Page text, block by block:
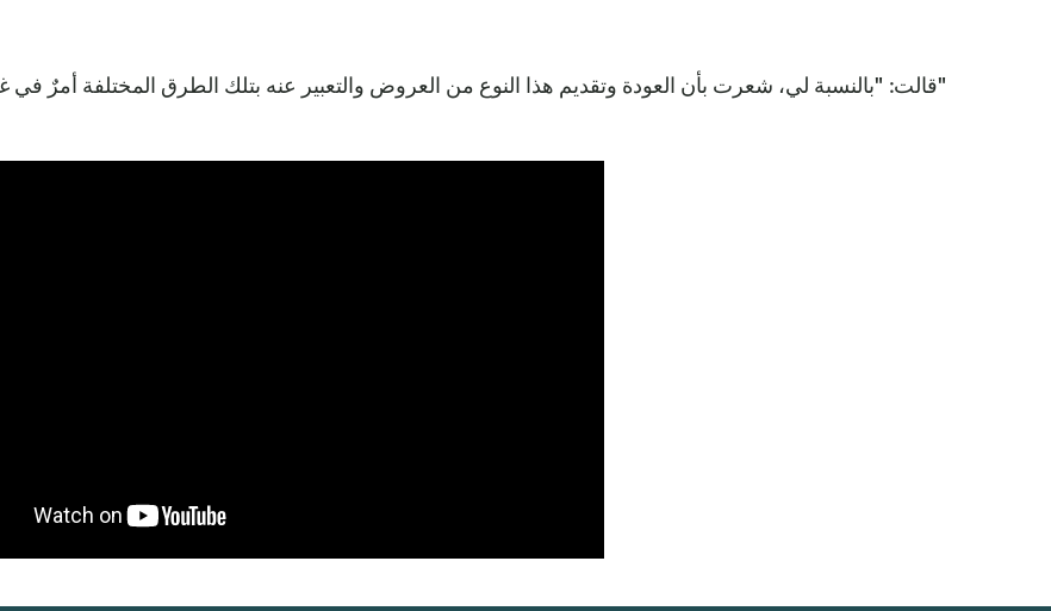
"قالت: "بالنسبة لي، شعرت بأن العودة وتقديم هذا النوع من العروض والتعبير عنه بتلك الطرق المختلفة أمرٌ